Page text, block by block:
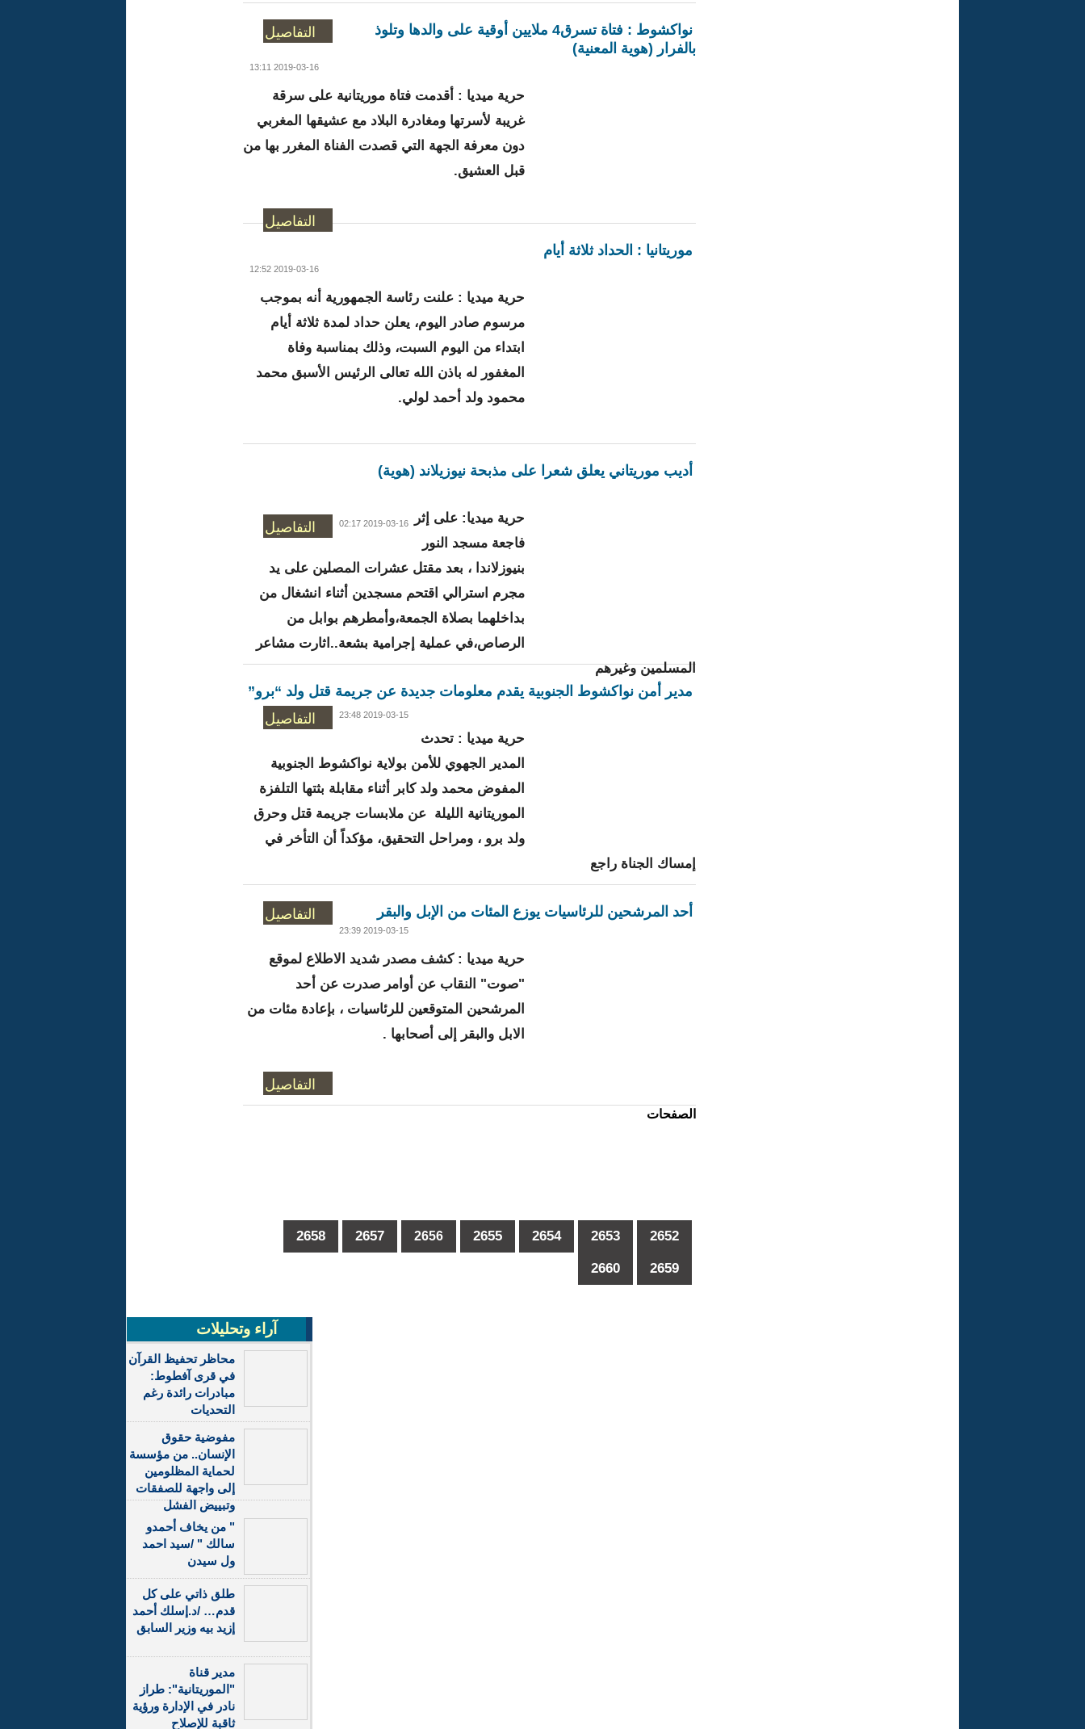
التفاصيل
نواكشوط : فتاة تسرق4 ملايين أوقية على والدها وتلوذ
بالفرار (هوية المعنية)
2019-03-16 13:11
حرية ميديا : أقدمت فتاة موريتانية على سرقة
غريبة لأسرتها ومغادرة البلاد مع عشيقها المغربي
دون معرفة الجهة التي قصدت الفناة المغرر بها من
قبل العشيق.
التفاصيل
موريتانيا : الحداد ثلاثة أيام
2019-03-16 12:52
حرية ميديا : علنت رئاسة الجمهورية أنه بموجب
مرسوم صادر اليوم، يعلن حداد لمدة ثلاثة أيام
ابتداء من اليوم السبت، وذلك بمناسبة وفاة
المغفور له باذن الله تعالى الرئيس الأسبق محمد
محمود ولد أحمد لولي.
التفاصيل
أديب موريتاني يعلق شعرا على مذبحة نيوزيلاند (هوية)
2019-03-16 02:17
حرية ميديا: على إثر
فاجعة مسجد النور
بنيوزلاندا ، بعد مقتل عشرات المصلين على يد
مجرم استرالي اقتحم مسجدين أثناء انشغال من
بداخلهما بصلاة الجمعة،وأمطرهم بوابل من
الرصاص،في عملية إجرامية بشعة..اثارت مشاعر
المسلمين وغيرهم
التفاصيل
مدير أمن نواكشوط الجنوبية يقدم معلومات جديدة عن جريمة قتل ولد “برو”
2019-03-15 23:48
حرية ميديا : تحدث
المدير الجهوي للأمن بولاية نواكشوط الجنوبية
المفوض محمد ولد كابر أثناء مقابلة بثتها التلفزة
الموريتانية الليلة عن ملابسات جريمة قتل وحرق
ولد برو ، ومراحل التحقيق، مؤكداً أن التأخر في
إمساك الجناة راجع
التفاصيل أحد المرشحين للرئاسيات يوزع المئات من الإبل والبقر
2019-03-15 23:39
حرية ميديا : كشف مصدر شديد الاطلاع لموقع
"صوت" النقاب عن أوامر صدرت عن أحد
المرشحين المتوقعين للرئاسيات ، بإعادة مئات من
الابل والبقر إلى أصحابها .
التفاصيل
الصفحات
2652
2653
2654
2655
2656
2657
2658
2659
2660
آراء وتحليلات
محاظر تحفيظ القرآن
في قرى آفطوط:
مبادرات رائدة رغم
التحديات
مفوضية حقوق
الإنسان.. من مؤسسة
لحماية المظلومين
إلى واجهة للصفقات
وتبييض الفشل
" من يخاف أحمدو
سالك " /سيد احمد
ول سيدن
طلق ذاتي على كل
قدم… /د.إسلك أحمد
إزيد بيه وزير السابق
مدير قناة
"الموريتانية": طراز
نادر في الإدارة ورؤية
ثاقبة للإصلاح